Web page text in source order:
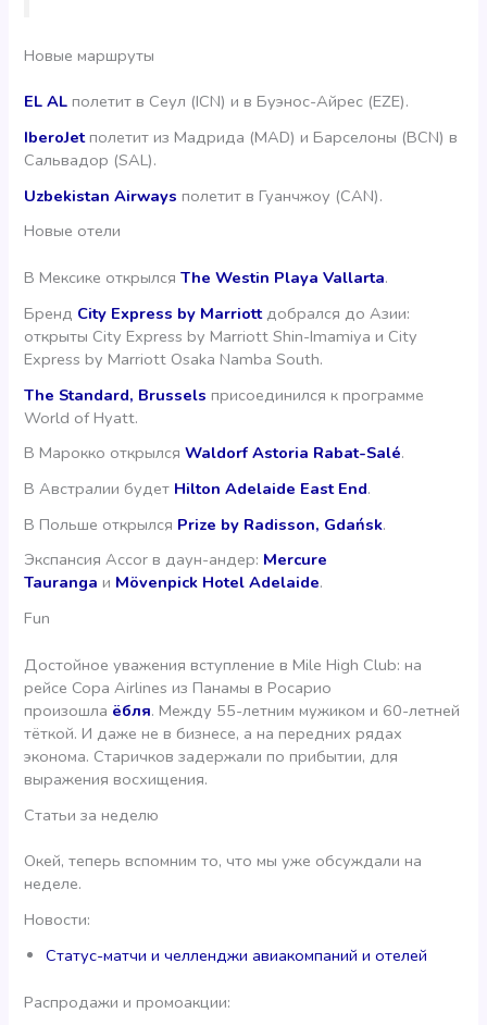
Новые маршруты
EL AL полетит в Сеул (ICN) и в Буэнос-Айрес (EZE).
IberoJetполетит из Мадрида (MAD) и Барселоны (BCN) в
Сальвадор (SAL).
Uzbekistan Airwaysполетит в Гуанчжоу (CAN).
Новые отели
В Мексике открылсяThe Westin Playa Vallarta.
Бренд City Express by Marriottдобрался до Азии:
открыты City Express by Marriott Shin-Imamiya и City
Express by Marriott Osaka Namba South.
The Standard, Brussels присоединился к программе
World of Hyatt.
В Марокко открылсяWaldorf Astoria Rabat-Salé.
В Австралии будет Hilton Adelaide East End.
В Польше открылся Prize by Radisson, Gdańsk.
Экспансия Accor в даун-андер: Mercure
Tauranga и Mövenpick Hotel Adelaide.
Fun
Достойное уважения вступление в Mile High Club: на
рейсе Copa Airlines из Панамы в Росарио
произошла ёбля. Между 55-летним мужиком и 60-летней
тёткой. И даже не в бизнесе, а на передних рядах
эконома. Старичков задержали по прибытии, для
выражения восхищения.
Статьи за неделю
Окей, теперь вспомним то, что мы уже обсуждали на
неделе.
Новости:
Статус-матчи и челленджи авиакомпаний и отелей
Распродажи и промоакции: